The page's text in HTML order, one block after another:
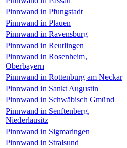
Pinnwand in Pfungstadt
Pinnwand in Plauen
Pinnwand in Ravensburg
Pinnwand in Reutlingen
Pinnwand in Rosenheim,
Oberbayern
Pinnwand in Rottenburg am Neckar
Pinnwand in Sankt Augustin
Pinnwand in Schwäbisch Gmünd
Pinnwand in Senftenberg,
Niederlausitz
Pinnwand in Sigmaringen
Pinnwand in Stralsund